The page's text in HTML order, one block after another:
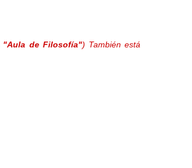
"Aula de Filosofía") También está